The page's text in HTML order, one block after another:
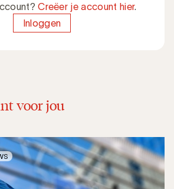
Creëer je account hier.
Inloggen
voor jou